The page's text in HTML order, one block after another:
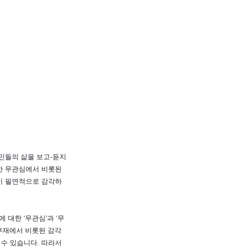
들의 삶을 보고-듣지
무관심에서 비롯된
필연적으로 감각하
한 ‘무관심’과 ‘무
재에서 비롯된 감각
있습니다. 따라서